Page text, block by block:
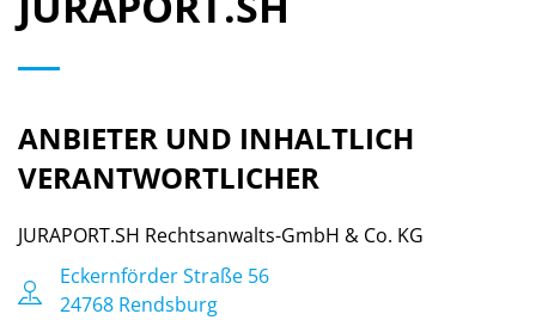
ANBIETER UND INHALTLICH
VERANTWORTLICHER
JURAPORT.SH Rechtsanwalts-GmbH & Co. KG
Eckernförder Straße 56
24768 Rendsburg